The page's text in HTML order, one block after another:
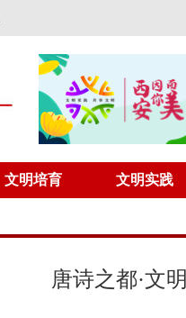
文明培育 文明实践
唐诗之都·文